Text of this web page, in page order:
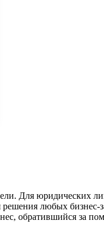
Для юридических
любых бизнес-
обратившийся за